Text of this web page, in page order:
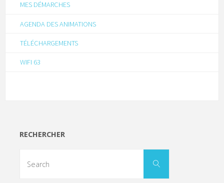
MES DÉMARCHES
AGENDA DES ANIMATIONS
TÉLÉCHARGEMENTS
WIFI 63
RECHERCHER